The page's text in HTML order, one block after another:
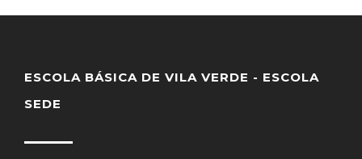
ESCOLA BÁSICA DE VILA VERDE - ESCOLA
SEDE